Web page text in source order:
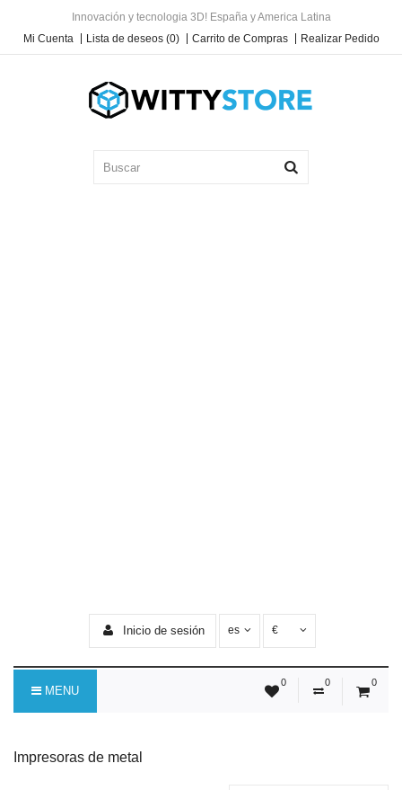
Innovación y tecnologia 3D! España y America Latina
Mi Cuenta
Lista de deseos (0) Carrito de Compras Realizar Pedido
Inicio de sesión es €
0 0 0
MENU
Impresoras de metal